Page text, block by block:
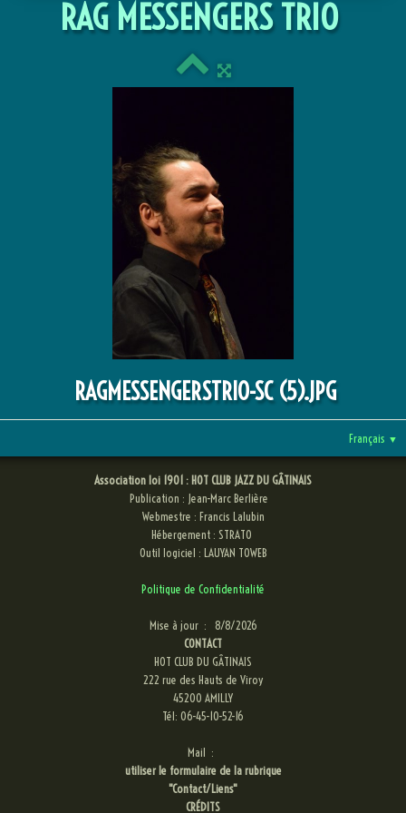
PRODUCTIONSRAG MESSENGERS TRIO
RAGMESSENGERSTRIO-SC (5).JPG
Français ▼
Association loi 1901 : HOT CLUB JAZZ DU GÂTINAIS
Publication : Jean-Marc Berlière
Webmestre : Francis Lalubin
Hébergement : STRATO
Outil logiciel : LAUYAN TOWEB
Politique de Confidentialité
Mise à jour : 8/8/2026
CONTACT
HOT CLUB DU GÂTINAIS
222 rue des Hauts de Viroy
45200 AMILLY
Tél: 06-45-10-52-16
Mail :
utiliser le formulaire de la rubrique
"Contact/Liens"
CRÉDITS